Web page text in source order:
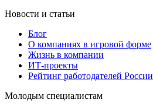
Новости и статьи
Блог
О компаниях в игровой форме
Жизнь в компании
ИТ-проекты
Рейтинг работодателей России
Молодым специалистам